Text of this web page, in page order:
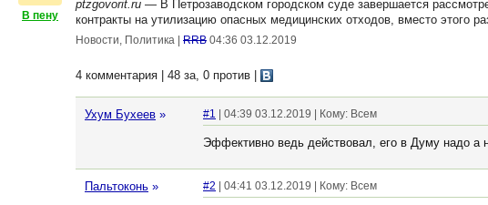
В пену
ptzgovorit.ru — В Петрозаводском городском суде завершается
контракты на утилизацию опасных медицинских отходов, вместо этого
Новости, Политика RRB 04:36 03.12.2019
4 комментария | 48 за, 0 против
Ухум Бухеев » #1 | 04:39 03.12.2019 | Кому: Всем
Эффективно ведь действовал, его в Думу надо а
Пальтоконь » #2 | 04:41 03.12.2019 | Кому: Всем